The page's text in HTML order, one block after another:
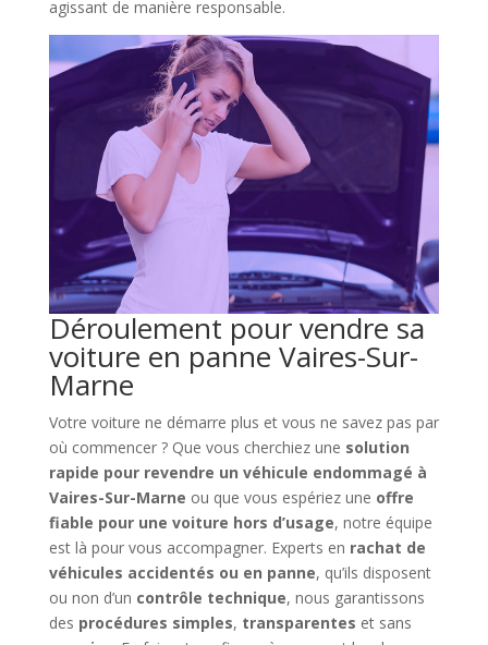
agissant de manière responsable.
Déroulement pour vendre sa
voiture en panne Vaires-Sur-
Marne
Votre voiture ne démarre plus et vous ne savez pas par
où commencer ? Que vous cherchiez une solution
rapide pour revendre un véhicule endommagé à
Vaires-Sur-Marne ou que vous espériez une offre
fiable pour une voiture hors d’usage, notre équipe
est là pour vous accompagner. Experts en rachat de
véhicules accidentés ou en panne, qu’ils disposent
ou non d’un contrôle technique, nous garantissons
des procédures simples, transparentes et sans